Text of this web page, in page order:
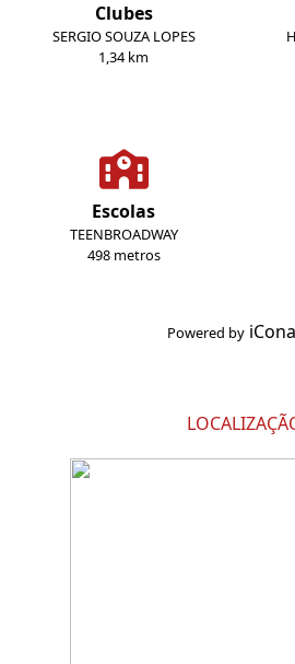
Clubes
SERGIO SOUZA LOPES
1,34 km
Escolas
TEENBROADWAY
498 metros
Powered by